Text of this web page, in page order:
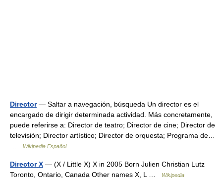
Director— Saltar a navegación, búsqueda Un director es el
encargado de dirigir determinada actividad. Más concretamente,
puede referirse a: Director de teatro; Director de cine; Director de
televisión; Director artístico; Director de orquesta; Programa de…
Wikipedia Español
Director X — (X / Little X) X in 2005 Born Julien Christian Lutz
Toronto, Ontario, Canada Other names X, L …
Wikipedia